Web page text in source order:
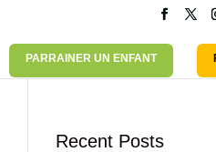
PARRAINER UN ENFANT
Recent Posts